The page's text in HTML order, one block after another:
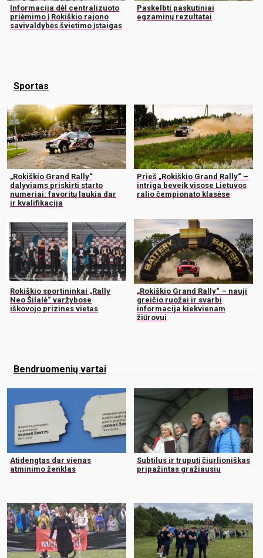
Informacija dėl centralizuoto
priėmimo į Rokiškio rajono
savivaldybės švietimo įstaigas
Paskelbti paskutiniai
egzaminų rezultatai
Sportas
„Rokiškio Grand Rally“
dalyviams priskirti starto
numeriai: favoritų laukia dar
ir kvalifikacija
Prieš „Rokiškio Grand Rally“ –
intriga beveik visose Lietuvos
ralio čempionato klasėse
Rokiškio sportininkai „Rally
Neo Šilalė“ varžybose
iškovojo prizines vietas
„Rokiškio Grand Rally“ – nauji
greičio ruožai ir svarbi
informacija kiekvienam
žiūrovui
Bendruomenių vartai
Atidengtas dar vienas
atminimo ženklas
Subtilus ir truputį čiurlioniškas
pripažintas gražiausiu